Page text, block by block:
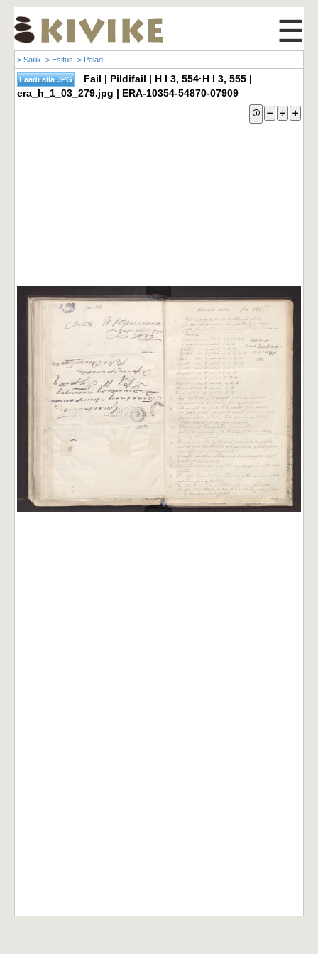
☰
> Säilik > Esitus > Palad
Fail | Pildifail | H I 3, 554·H I 3, 555 |
era_h_1_03_279.jpg | ERA-10354-54870-07909